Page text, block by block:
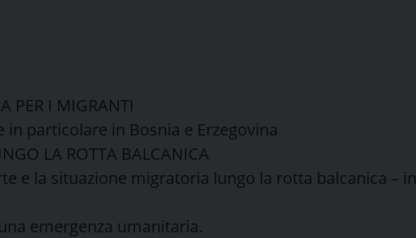
PER I MIGRANTI
in particolare in Bosnia e Erzegovina
LA ROTTA BALCANICA
e la situazione migratoria lungo la rotta balcanica – in
emergenza umanitaria.